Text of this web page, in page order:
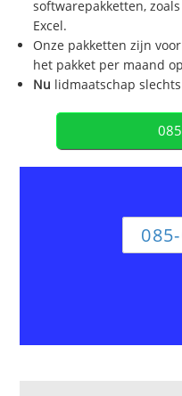
softwarepakketten,
Excel.
Onze pakketten zijn
het pakket per maand
Nu lidmaatschap